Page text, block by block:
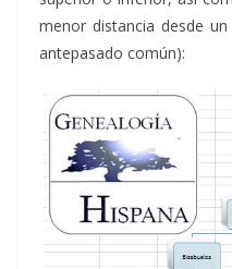
menor distancia desde
antepasado común):